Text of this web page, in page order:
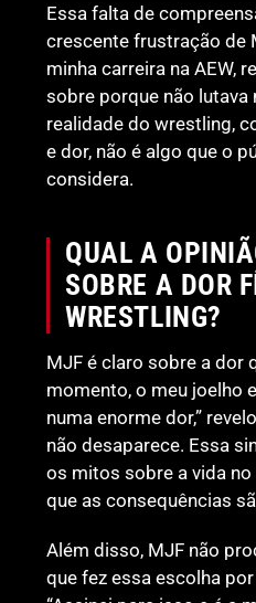
Essa falta de
crescente frustração de
minha carreira na AEW,
sobre porque não lutava
realidade do wrestling,
e dor, não é algo que o
considera.
QUAL A
SOBRE A DOR
WRESTLING?
MJF é claro sobre a dor
momento, o meu joelho
numa enorme dor,”
não desaparece. Essa
os mitos sobre a vida
que as consequências
Além disso, MJF não
que fez essa escolha